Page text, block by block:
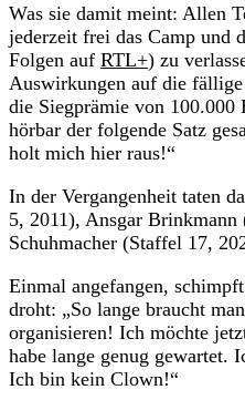
Was sie damit meint: Allen
jederzeit frei das Camp und
Folgen auf RTL+) zu
Auswirkungen auf die
die Siegprämie von
hörbar der folgende Satz
holt mich hier raus!“
In der Vergangenheit taten
5, 2011), Ansgar
Schuhmacher (Staffel 17,
Einmal angefangen,
droht: „So lange braucht
organisieren! Ich möchte
habe lange genug gewartet.
Ich bin kein Clown!“